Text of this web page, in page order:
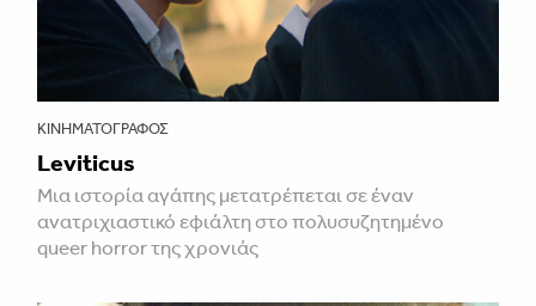
ΚΙΝΗΜΑΤΟΓΡΆΦΟΣ
Leviticus
Μια ιστορία αγάπης μετατρέπεται σε έναν
ανατριχιαστικό εφιάλτη στο πολυσυζητημένο
queer horror της χρονιάς